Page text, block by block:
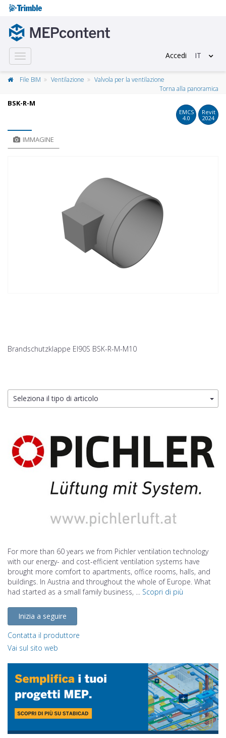
Toggle
navigation
Accedi IT
File BIM Ventilazione
Valvola per la ventilazione
Torna alla panoramica
BSK-R-M
EMCS
4.0
Revit
2024
IMMAGINE
Brandschutzklappe EI90S BSK-R-M-M10
Seleziona il tipo di articolo
For more than 60 years we from Pichler ventilation technology
with our energy- and cost-efficient ventilation systems have
brought more comfort to apartments, office rooms, halls, and
buildings. In Austria and throughout the whole of Europe. What
had started as a small family business, ... Scopri di più
Inizia a seguire
Contatta il produttore
Vai sul sito web